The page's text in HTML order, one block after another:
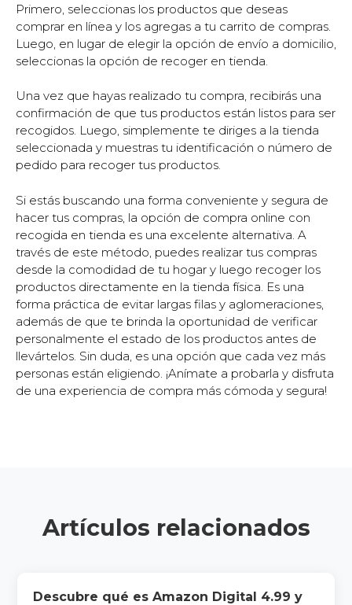
Primero, seleccionas los productos que deseas
comprar en línea y los agregas a tu carrito de compras.
Luego, en lugar de elegir la opción de envío a domicilio,
seleccionas la opción de recoger en tienda.
Una vez que hayas realizado tu compra, recibirás una
confirmación de que tus productos están listos para ser
recogidos. Luego, simplemente te diriges a la tienda
seleccionada y muestras tu identificación o número de
pedido para recoger tus productos.
Si estás buscando una forma conveniente y segura de
hacer tus compras, la opción de compra online con
recogida en tienda es una excelente alternativa. A
través de este método, puedes realizar tus compras
desde la comodidad de tu hogar y luego recoger los
productos directamente en la tienda física. Es una
forma práctica de evitar largas filas y aglomeraciones,
además de que te brinda la oportunidad de verificar
personalmente el estado de los productos antes de
llevártelos. Sin duda, es una opción que cada vez más
personas están eligiendo. ¡Anímate a probarla y disfruta
de una experiencia de compra más cómoda y segura!
Artículos relacionados
Descubre qué es Amazon Digital 4.99 y